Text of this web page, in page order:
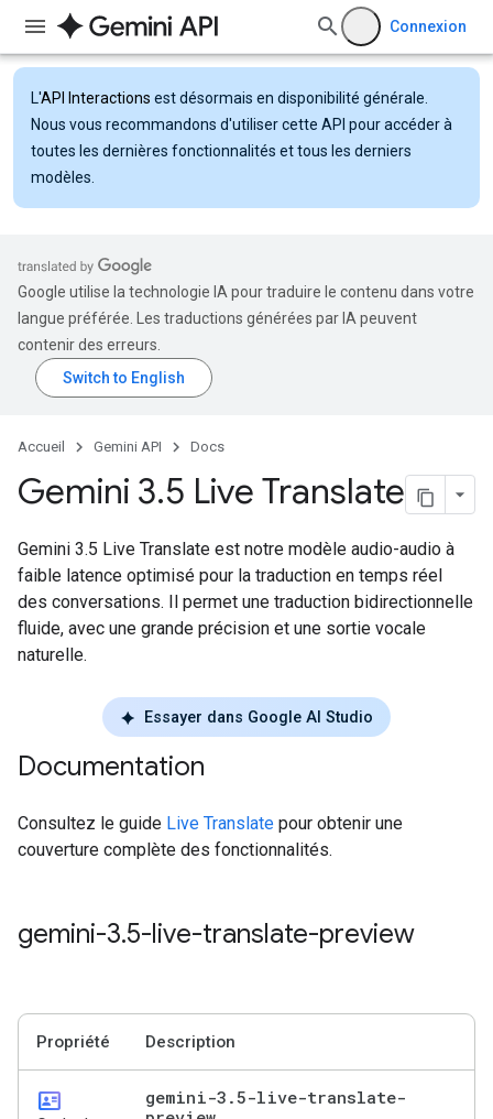
Connexion
L'API Interactions est désormais en disponibilité générale.
Nous vous recommandons d'utiliser cette API pour accéder à
toutes les dernières fonctionnalités et tous les derniers
modèles.
Google utilise la technologie IA pour traduire le contenu dans votre
langue préférée. Les traductions générées par IA peuvent
contenir des erreurs.
Accueil Gemini API Docs
Gemini 3.5 Live Translate
Gemini 3.5 Live Translate est notre modèle audio-audio à
faible latence optimisé pour la traduction en temps réel
des conversations. Il permet une traduction bidirectionnelle
fluide, avec une grande précision et une sortie vocale
naturelle.
Essayer dans Google AI Studio
Documentation
Consultez le guide Live Translate pour obtenir une
couverture complète des fonctionnalités.
gemini-3.5-live-translate-preview
Propriété Description
id_card gemini-3 .5-live-translate-